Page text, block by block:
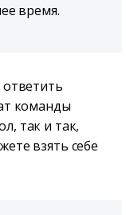
время.
команды
так и так,
взять себе